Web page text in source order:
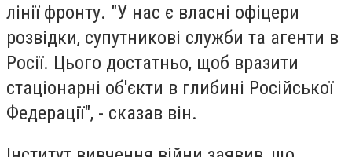
лінії фронту. "У нас є власні офіцери
розвідки, супутникові служби та агенти в
Росії. Цього достатньо, щоб вразити
стаціонарні об'єкти в глибині Російської
Федерації", - сказав він.